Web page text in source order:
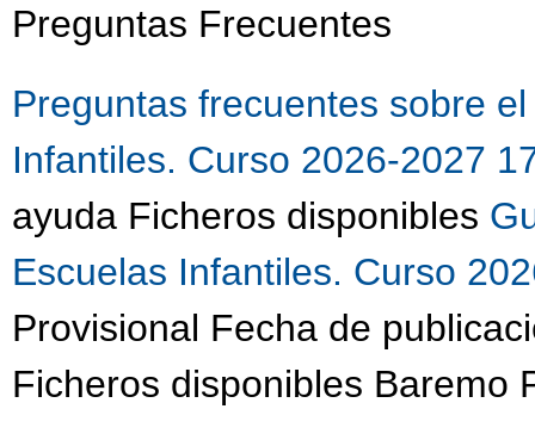
Preguntas Frecuentes
Preguntas frecuentes sobre
Infantiles. Curso 2026-2027
ayuda Ficheros disponibles
Escuelas Infantiles. Curso
Provisional Fecha de
Ficheros disponibles Baremo